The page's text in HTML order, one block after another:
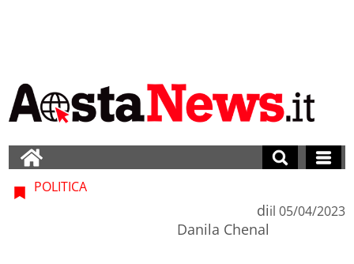
POLITICA
di
Danila Chenal
il 05/04/2023